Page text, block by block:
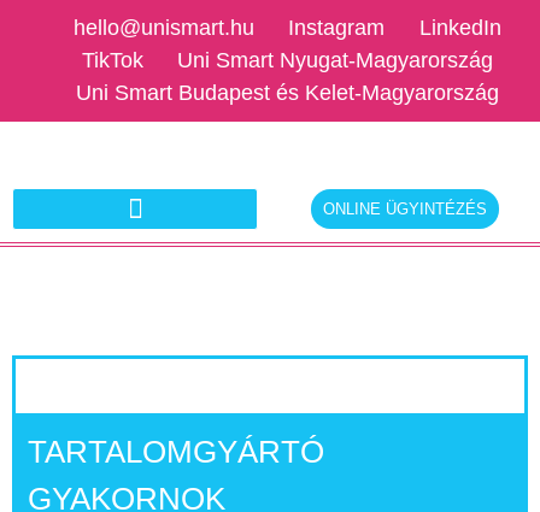
hello@unismart.hu Instagram
LinkedIn
TikTok
Uni Smart Nyugat-Magyarország
Uni Smart Budapest és Kelet-Magyarország
ONLINE ÜGYINTÉZÉS
TARTALOMGYÁRTÓ
GYAKORNOK